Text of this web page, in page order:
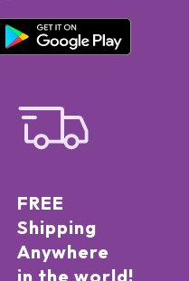
FREE
Shipping
Anywhere
in the world!